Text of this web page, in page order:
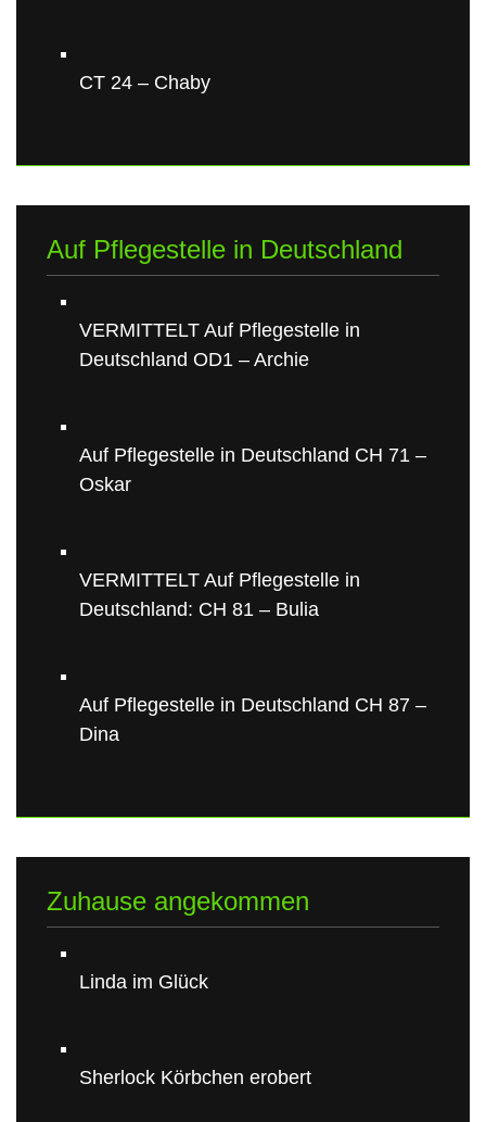
CT 24 – Chaby
Auf Pflegestelle in Deutschland
VERMITTELT Auf Pflegestelle in
Deutschland OD1 – Archie
Auf Pflegestelle in Deutschland CH 71 –
Oskar
VERMITTELT Auf Pflegestelle in
Deutschland: CH 81 – Bulia
Auf Pflegestelle in Deutschland CH 87 –
Dina
Zuhause angekommen
Linda im Glück
Sherlock Körbchen erobert